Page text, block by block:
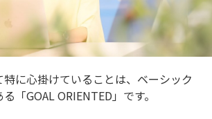
に心掛けていることは、ベーシック
「GOAL ORIENTED」です。